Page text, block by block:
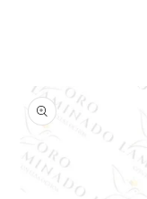
directamente
a la
información
del producto